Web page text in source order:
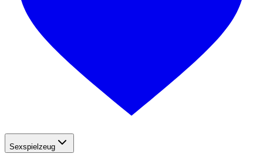
Sexspielzeug